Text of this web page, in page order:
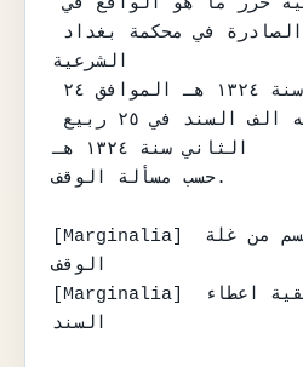
الشرعية
الثاني سنة ١٣٢٤ هـ
حسب مسألة الوقف.
[Marginalia] شرط التصرف في قسم من غلة
الوقف
[Marginalia] المذكورة بما هو لبقية اعطاء
السند